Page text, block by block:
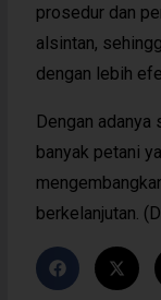
prosedur dan
alsintan,
dengan lebih
Dengan
banyak petani
berkelanjutan.